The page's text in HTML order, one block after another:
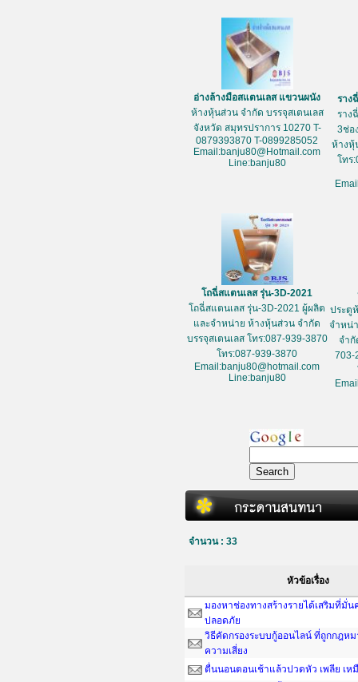
อ่างล้างมือสแตนเลส แขวนผนัง
ห้างหุ้นส่วน จำกัด บรรจุสเตนเลส
จังหวัด สมุทรปราการ 10270 T-
0879393870 T-0899285052
Email:banju80@Hotmail.com
Line:banju80
ราง
ราง
3ช่อ
ห้างหุ้
โทร
โถฉี่สแตนเลส รุ่น-3D-2021
โถฉี่สแตนเลส รุ่น-3D-2021 ผู้ผลิต
และจำหน่าย ห้างหุ้นส่วน จำกัด
บรรจุสเตนเลส โทร:087-939-3870
โทร:087-939-3870
Email:banju80@hotmail.com
Line:banju80
ประตู
จำหน่
จำกั
703-
จำนวน : 33
หัวข้อเรื่อง
มองหาช่องทางสร้างรายได้เสริมที่มั่น
ปลอดภัย
วิธีคัดกรองระบบกู้ออนไลน์ ที่ถูกกฎหม
ความเสี่ยง
ตื่นนอนตอนเช้าแล้วปวดหัว เพลีย เห